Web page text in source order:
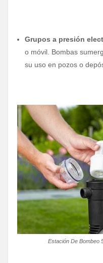
Grupos a presión
o móvil. Bombas
su uso en pozos o
Estación De Bombeo